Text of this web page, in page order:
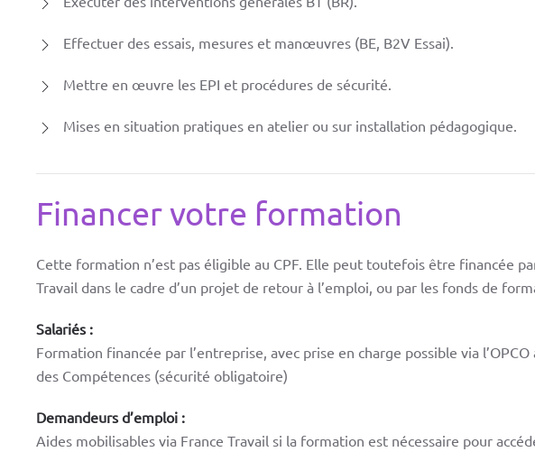
Effectuer des essais, mesures et manœuvres (BE, B2V Essai).
Mettre en œuvre les EPI et procédures de sécurité.
Mises en situation pratiques en atelier ou sur installation pédagogique.
Financer votre formation
Cette formation n’est pas éligible au CPF. Elle peut toutefois être financée
Travail dans le cadre d’un projet de retour à l’emploi, ou par les fonds de
Salariés :
Formation financée par l’entreprise, avec prise en charge possible via
des Compétences (sécurité obligatoire)
Demandeurs d’emploi :
Aides mobilisables via France Travail si la formation est nécessaire pour